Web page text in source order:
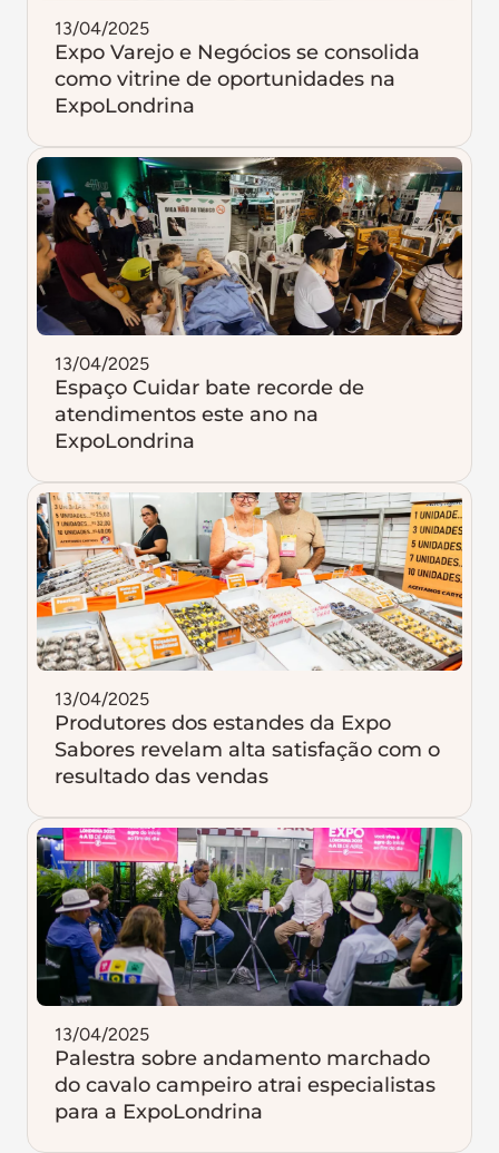
13/04/2025
Expo Varejo e Negócios se consolida
como vitrine de oportunidades na
ExpoLondrina
13/04/2025
Espaço Cuidar bate recorde de
atendimentos este ano na
ExpoLondrina
13/04/2025
Produtores dos estandes da Expo
Sabores revelam alta satisfação com o
resultado das vendas
13/04/2025
Palestra sobre andamento marchado
do cavalo campeiro atrai especialistas
para a ExpoLondrina